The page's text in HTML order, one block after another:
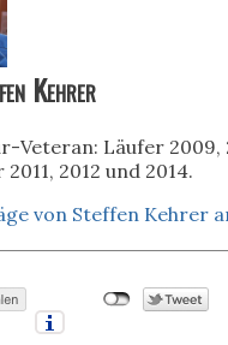
Kehrer
Veteran: Läufer 2009,
2012 und 2014.
von Steffen Kehrer